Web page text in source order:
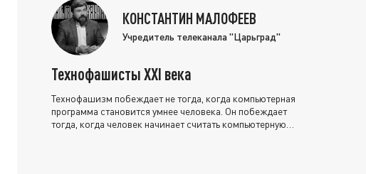
КОНСТАНТИН МАЛОФЕЕВ
Учредитель телеканала "Царьград"
Технофашисты XXI века
Технофашизм побеждает не тогда, когда компьютерная
программа становится умнее человека. Он побеждает
тогда, когда человек начинает считать компьютерную